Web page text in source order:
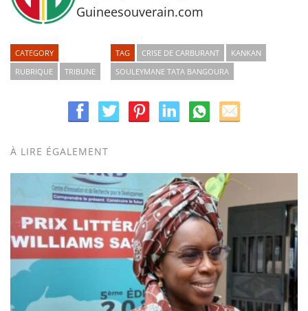
Guineesouverain.com
CATEGORY
RUBRIQUE
TRIBUNE
TAG CRISE DE CARBURANT
KANKAN
SOULEYMANE TATA BANGOURA
À LIRE ÉGALEMENT